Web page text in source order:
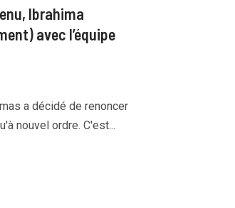
Ibrahima
avec l’équipe
a décidé de renoncer
nouvel ordre. C'est...